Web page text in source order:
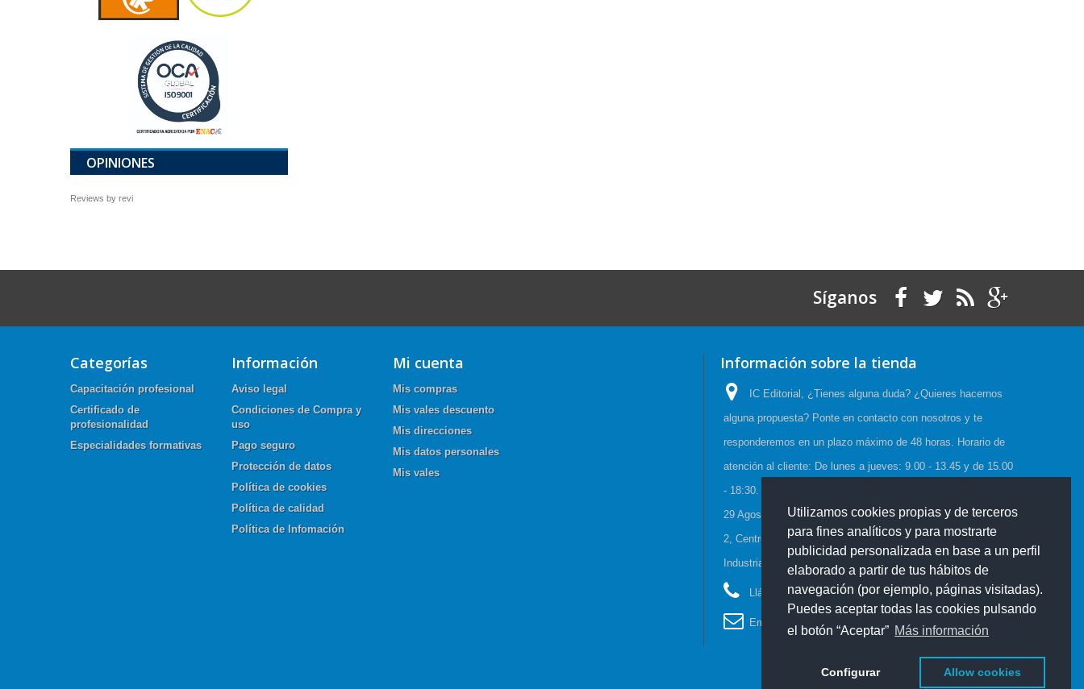
Utilizamos cookies propias y de terceros
para fines analíticos y para mostrarte
publicidad personalizada en base a un perfil
elaborado a partir de tus hábitos de
navegación (por ejemplo, páginas visitadas).
Puedes aceptar todas las cookies pulsando
el botón “Aceptar” Más información
Configurar Allow cookies
OPINIONES
Reviews by revi
Síganos
Categorías
Capacitación profesional
Certificado de
profesionalidad
Especialidades formativas
Información
Aviso legal
Condiciones de Compra y
uso
Pago seguro
Protección de datos
Política de cookies
Política de calidad
Política de Infomación
Mi cuenta
Mis compras
Mis vales descuento
Mis direcciones
Mis datos personales
Mis vales
Información sobre la tienda
IC Editorial, ¿Tienes alguna duda? ¿Quieres hacernos
alguna propuesta? Ponte en contacto con nosotros y te
responderemos en un plazo máximo de 48 horas. Horario de
atención al cliente: De lunes a jueves: 9.00 - 13.45 y de 15.00
- 18:30. Viernes: 9.00 - 15.00, Horario de Verano:(23 Junio a
29 Agosto) De lunes a viernes: 08:00-15:00, C/Cueva de Viera
2, Centro de negocios CADI, Edf. Antequera local 3 Polígono
Industrial de Antequera 29200 Antequera España
Llámanos ahora:952 70 60 04
Email: info@iceditorial.com